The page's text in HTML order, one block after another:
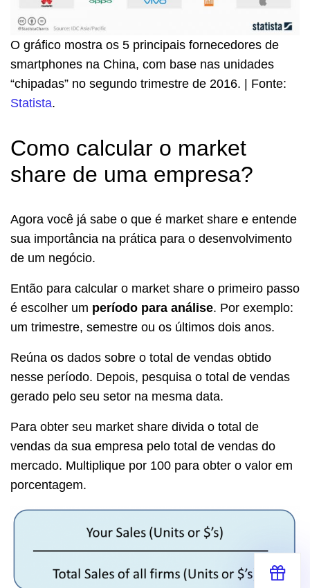
O gráfico mostra os 5 principais fornecedores de
smartphones na China, com base nas unidades
“chipadas” no segundo trimestre de 2016. | Fonte:
Statista.
Como calcular o market
share de uma empresa?
Agora você já sabe o que é market share e entende
sua importância na prática para o desenvolvimento
de um negócio.
Então para calcular o market share o primeiro passo
é escolher um período para análise. Por exemplo:
um trimestre, semestre ou os últimos dois anos.
Reúna os dados sobre o total de vendas obtido
nesse período. Depois, pesquisa o total de vendas
gerado pelo seu setor na mesma data.
Para obter seu market share divida o total de
vendas da sua empresa pelo total de vendas do
mercado. Multiplique por 100 para obter o valor em
porcentagem.